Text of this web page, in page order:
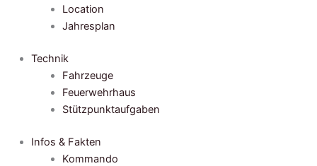
Location
Jahresplan
Technik
Fahrzeuge
Feuerwehrhaus
Stützpunktaufgaben
Infos & Fakten
Kommando